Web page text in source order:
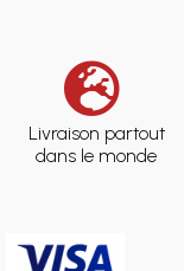
Livraison partout
dans le monde